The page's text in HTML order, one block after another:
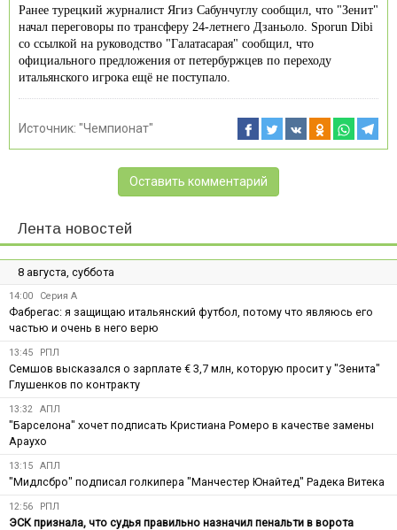
Ранее турецкий журналист Ягиз Сабунчуглу сообщил, что "Зенит"
начал переговоры по трансферу 24-летнего Дзаньоло. Sporun Dibi
cо ccылкой на руководство "Галатасарая" сообщил, что
официального предложения от петербуржцев по переходу
итальянского игрока ещё не поступало.
Источник: "Чемпионат"
Оставить комментарий
Лента новостей
8 августа, суббота
14:00 Серия А
Фабрегас: я защищаю итальянский футбол, потому что являюсь его
частью и очень в него верю
13:45 РПЛ
Семшов высказался о зарплате € 3,7 млн, которую просит у "Зенита"
Глушенков по контракту
13:32 АПЛ
"Барселона" хочет подписать Кристиана Ромеро в качестве замены
Араухо
13:15 АПЛ
"Мидлсбро" подписал голкипера "Манчестер Юнайтед" Радека Витека
12:56 РПЛ
ЭСК признала, что судья правильно назначил пенальти в ворота